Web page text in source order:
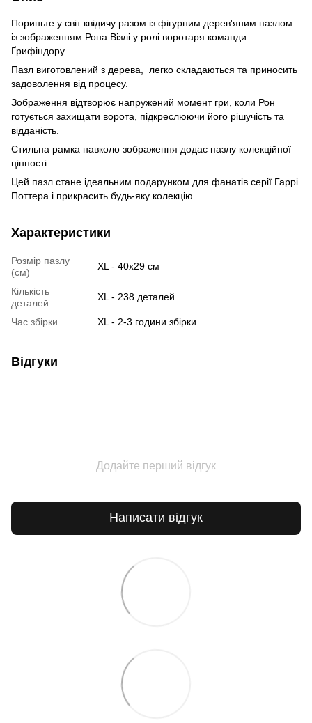
Пориньте у світ квідичу разом із фігурним дерев'яним пазлом
із зображенням Рона Візлі у ролі воротаря команди
Ґрифіндору.
Пазл виготовлений з дерева, легко складаються та приносить
задоволення від процесу.
Зображення відтворює напружений момент гри, коли Рон
готується захищати ворота, підкреслюючи його рішучість та
відданість.
Стильна рамка навколо зображення додає пазлу колекційної
цінності.
Цей пазл стане ідеальним подарунком для фанатів серії Гаррі
Поттера і прикрасить будь-яку колекцію.
Характеристики
Розмір пазлу
(см)
XL - 40х29 см
Кількість
деталей
XL - 238 деталей
Час збірки XL - 2-3 години збірки
Відгуки
Додайте перший відгук
Написати відгук